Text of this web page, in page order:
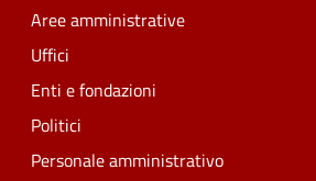
Aree amministrative
Uffici
Enti e fondazioni
Politici
Personale amministrativo